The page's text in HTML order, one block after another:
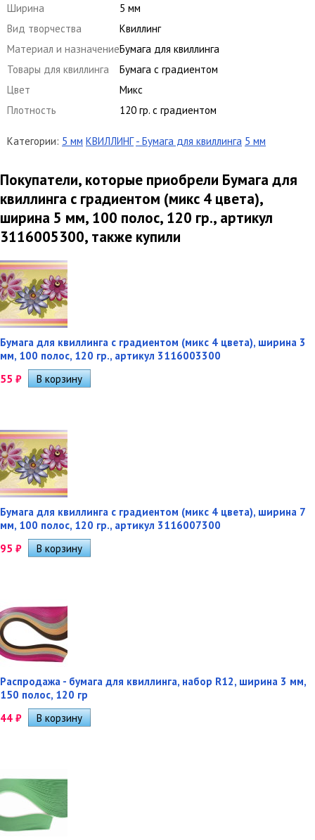
Ширина
5 мм
Вид творчества
Квиллинг
Материал и назначениеБумага для квиллинга
Товары для квиллинга
Бумага с градиентом
Цвет
Микс
Плотность
120 гр. с градиентом
Категории: 5 мм КВИЛЛИНГ - Бумага для квиллинга 5 мм
Покупатели, которые приобрели Бумага для
квиллинга с градиентом (микс 4 цвета),
ширина 5 мм, 100 полос, 120 гр., артикул
3116005300, также купили
Бумага для квиллинга с градиентом (микс 4 цвета), ширина 3
мм, 100 полос, 120 гр., артикул 3116003300
55 ₽
Бумага для квиллинга с градиентом (микс 4 цвета), ширина 7
мм, 100 полос, 120 гр., артикул 3116007300
95 ₽
Распродажа - бумага для квиллинга, набор R12, ширина 3 мм,
150 полос, 120 гр
44 ₽